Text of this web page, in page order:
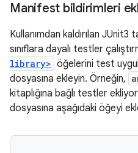
Manifest bildirimleri
Kullanımdan kaldırılan JUnit3
sınıflara dayalı testler
library> öğelerini test
dosyasına ekleyin. Örneğin,
kitaplığına bağlı testler
dosyasına aşağıdaki öğeyi